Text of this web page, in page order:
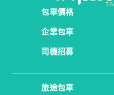
包車價格
企業包車
司機招募
旅途包車